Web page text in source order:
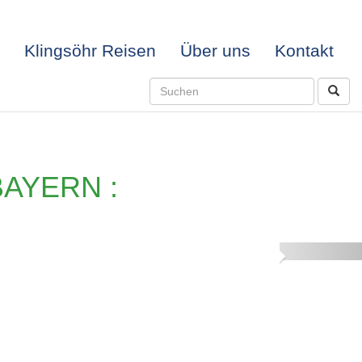
Klingsöhr Reisen Über uns Kontakt
Next
: